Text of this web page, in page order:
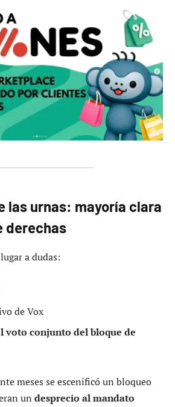
las urnas: mayoría clara
derechas
a dudas:
de Vox
voto conjunto del bloque de
meses se escenificó un bloqueo
un desprecio al mandato